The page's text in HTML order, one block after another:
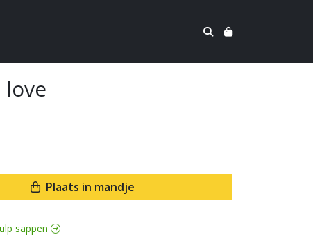
Plaats in mandje
sappen